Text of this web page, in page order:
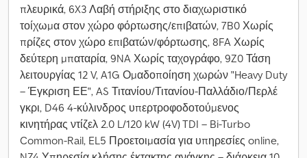
πλευρικά, 6X3 Λαβή στήριξης στο διαχωριστικό
τοίχωμα στον χώρο φόρτωσης/επιβατών, 7B0 Χωρίς
πρίζες στον χώρο επιβατών/φόρτωσης, 8FA Χωρίς
δεύτερη μπαταρία, 9NA Χωρίς ταχογράφο, 9Z0 Τάση
λειτουργίας 12 V, A1G Ομαδοποίηση χωρών "Heavy Duty
– Έγκριση ΕΕ", AS Τιτανίου/Τιτανίου-Παλλάδιο/Περλέ
γκρι, D46 4-κύλινδρος υπερτροφοδοτούμενος
κινητήρας ντίζελ 2.0 L/120 kW (4V) TDI – Bi-Turbo
Common-Rail, EL5 Προετοιμασία για υπηρεσίες online,